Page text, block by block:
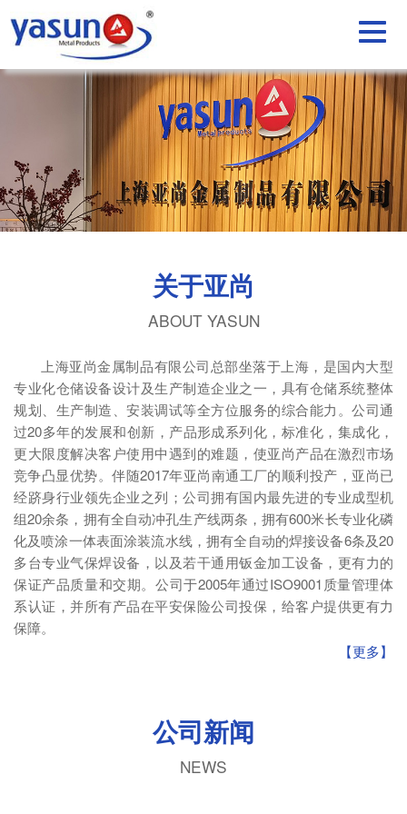
关于亚尚
ABOUT YASUN
上海亚尚金属制品有限公司总部坐落于上海，是国内大型
专业化仓储设备设计及生产制造企业之一，具有仓储系统整体
规划、生产制造、安装调试等全方位服务的综合能力。公司通
过20多年的发展和创新，产品形成系列化，标准化，集成化，
更大限度解决客户使用中遇到的难题，使亚尚产品在激烈市场
竞争凸显优势。伴随2017年亚尚南通工厂的顺利投产，亚尚已
经跻身行业领先企业之列；公司拥有国内最先进的专业成型机
组20余条，拥有全自动冲孔生产线两条，拥有600米长专业化磷
化及喷涂一体表面涂装流水线，拥有全自动的焊接设备6条及20
多台专业气保焊设备，以及若干通用钣金加工设备，更有力的
保证产品质量和交期。公司于2005年通过ISO9001质量管理体
系认证，并所有产品在平安保险公司投保，给客户提供更有力
保障。
【更多】
公司新闻
NEWS